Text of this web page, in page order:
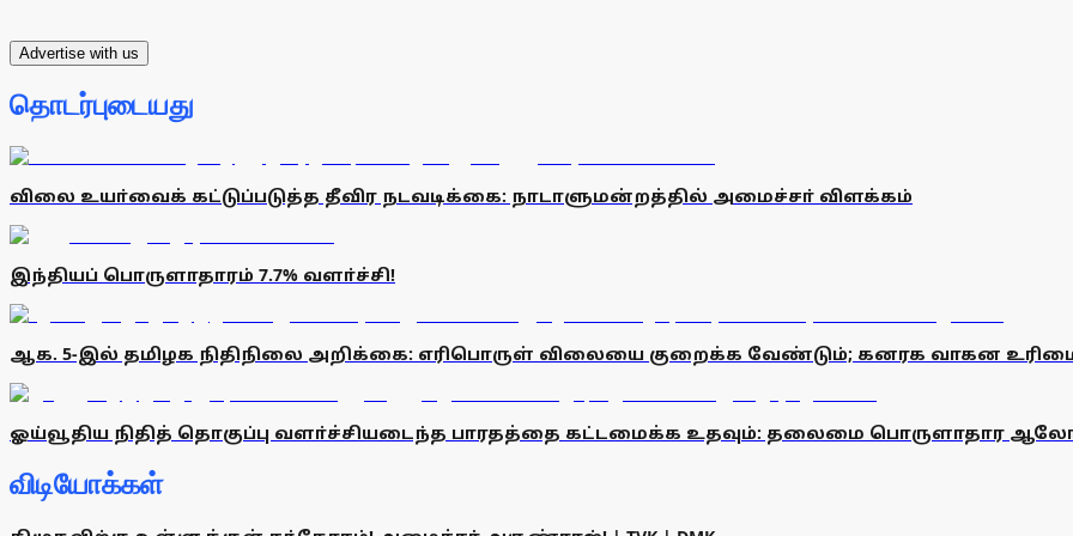
Advertise with us
தொடர்புடையது
விலை உயா்வைக் கட்டுப்படுத்த தீவிர நடவடிக்கை: நாடாளுமன்றத்தில் அமைச்சா் விளக்கம்
இந்தியப் பொருளாதாரம் 7.7% வளா்ச்சி!
ஆக. 5-இல் தமிழக நிதிநிலை அறிக்கை: எரிபொருள் விலையை குறைக்க வேண்டும்; கனரக வாகன
ஓய்வூதிய நிதித் தொகுப்பு வளா்ச்சியடைந்த பாரதத்தை கட்டமைக்க உதவும்: தலைமை பொருளாதார
விடியோக்கள்